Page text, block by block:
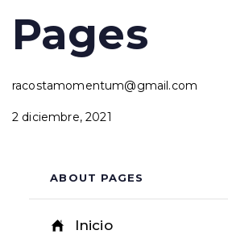
IN:
Pages
racostamomentum@gmail.com
on:
2 diciembre, 2021
ABOUT PAGES
Inicio